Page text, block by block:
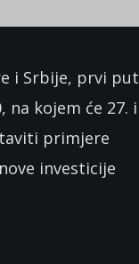
i Srbije, prvi put
na kojem će 27. i
primjere
investicije